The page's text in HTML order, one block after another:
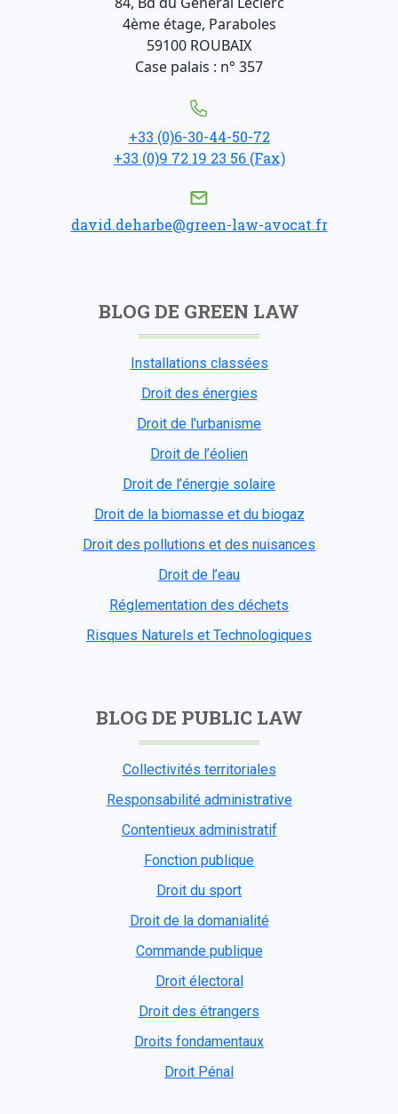
4ème étage, Paraboles
59100 ROUBAIX
Case palais : n° 357
+33 (0)6-30-44-50-72
+33 (0)9 72 19 23 56 (Fax)
david.deharbe@green-law-avocat.fr
BLOG DE GREEN LAW
Installations classées
Droit des énergies
Droit de l'urbanisme
Droit de l’éolien
Droit de l’énergie solaire
Droit de la biomasse et du biogaz
Droit des pollutions et des nuisances
Droit de l’eau
Réglementation des déchets
Risques Naturels et Technologiques
BLOG DE PUBLIC LAW
Collectivités territoriales
Responsabilité administrative
Contentieux administratif
Fonction publique
Droit du sport
Droit de la domanialité
Commande publique
Droit électoral
Droit des étrangers
Droits fondamentaux
Droit Pénal